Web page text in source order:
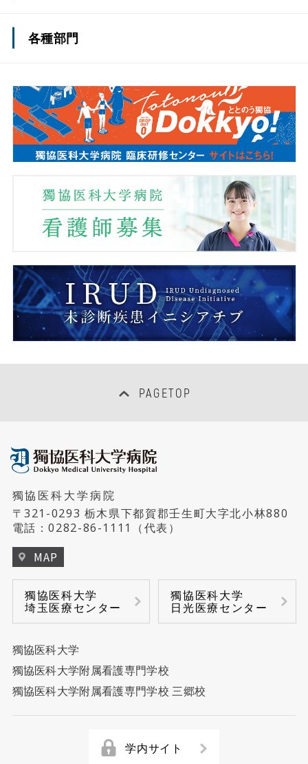
てんかんセンター
認知症疾患医療センター
総合周産期母子医療センター
とちぎ子ども医療センター
消化器内視鏡センター
呼吸器内視鏡センター
超音波センター
救命救急センター
総合がん診療センター
睡眠医療センター
ハートセンター
臨床検査センター
乳腺センター
前立腺センター
各種部門
薬剤部
看護部
事務部
医療安全推進センター
感染制御センター
臨床研究管理センター
臨床研修センター
女性医師支援センター
病床管理センター
病児保育室「にじいろキッズ」
PAGETOP
獨協医科大学病院
〒321-0293 栃木県下都賀郡壬生町大字北小林880
電話：0282-86-1111 （代表）
MAP
獨協医科大学
埼玉医療センター
獨協医科大学
日光医療センター
獨協医科大学
獨協医科大学附属看護専門学校
獨協医科大学附属看護専門学校 三郷校
学内サイト